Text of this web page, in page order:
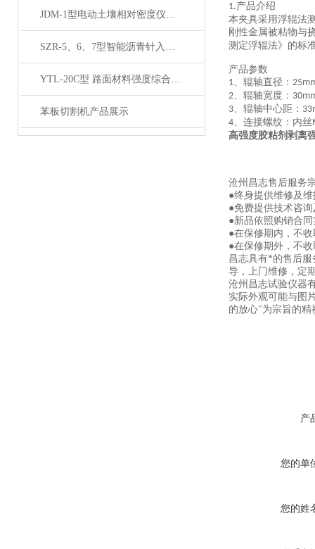
JDM-1型电动土壤相对密度仪技术参数
SZR-5、6、7型智能沥青针入度仪产品展示
YTL-20C型 路面材料强度综合试验仪产品展示
苯板切割机产品展示
1.产品介绍
本夹具采用浮辊法
刚性金属被粘物与
测定浮辊法》的标
产品参数
1、辊轴直径：
2、辊轴宽度：
3、辊轴中心距：
4、连接螺纹：内丝
高强度胶粘剂剥离
沧州昌志售后服务
●终身提供维修及
●免费提供技术咨
●新品依照购销合
●在保修期内，不
●在保修期外，不
昌志具有*的售后
导，上门维修，定
沧州昌志试验仪器
实际外观可能与图
的放心"为宗旨的精
产
您的单
您的姓